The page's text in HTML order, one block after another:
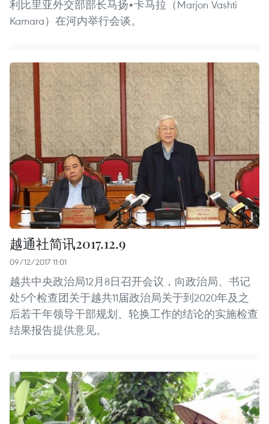
利比里亚外交部部长马扬•卡马拉（Marjon Vashti
Kamara）在河内举行会谈。
越通社简讯2017.12.9
09/12/2017 11:01
越共中央政治局12月8日召开会议，向政治局、书记
处5个检查团关于越共11届政治局关于到2020年及之
后若干年领导干部规划、轮换工作的结论的实施检查
结果报告提供意见。